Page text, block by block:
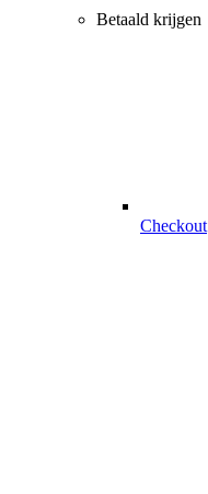
Betaald krijgen
Checkout